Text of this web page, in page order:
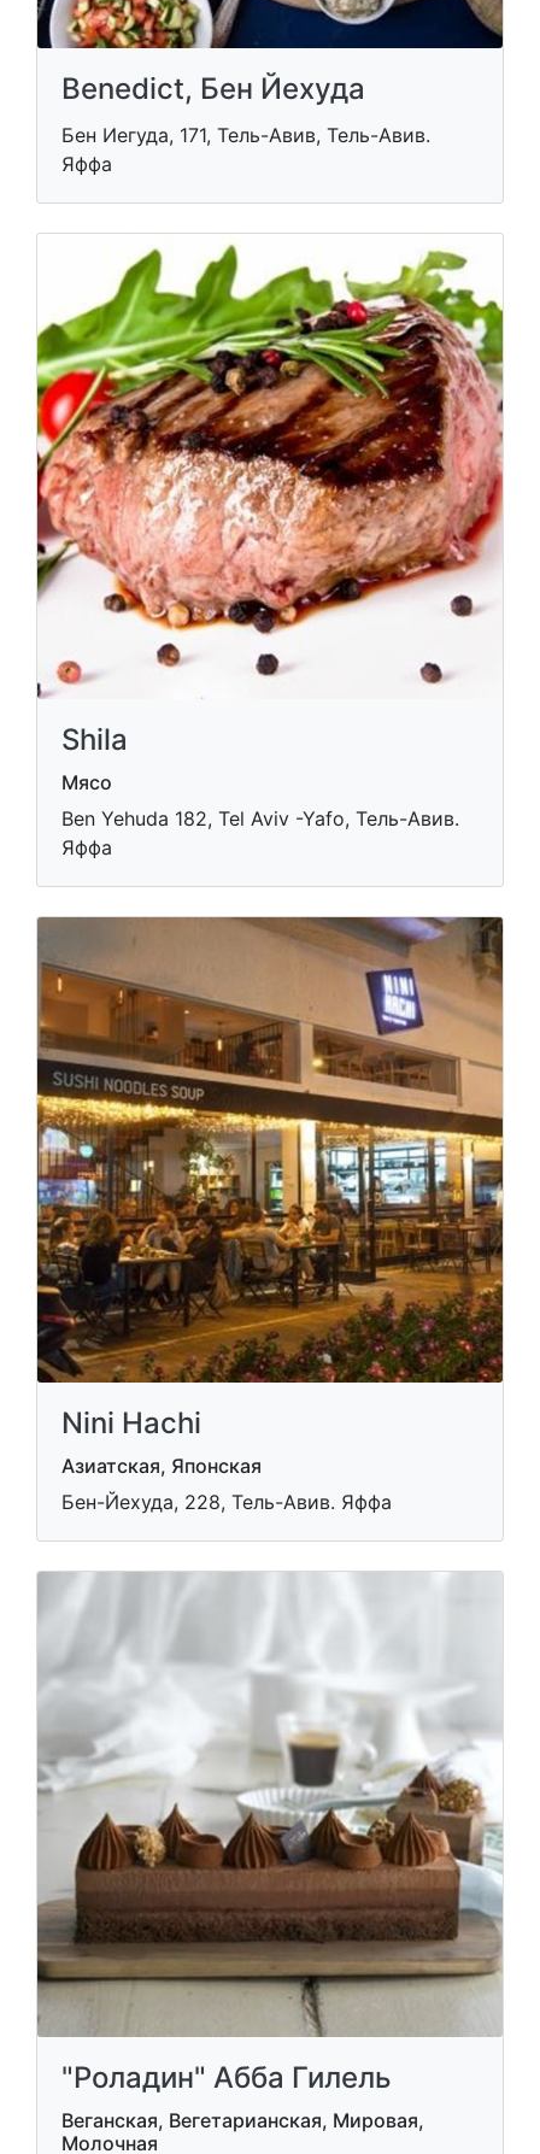
Benedict, Бен Йехуда
Бен Иегуда, 171, Тель-Авив, Тель-Авив.
Яффа
Shila
Мясо
Ben Yehuda 182, Tel Aviv -Yafo, Тель-Авив.
Яффа
Nini Hachi
Азиатская, Японская
Бен-Йехуда, 228, Тель-Авив. Яффа
"Роладин" Абба Гилель
Веганская, Вегетарианская, Мировая,
Молочная